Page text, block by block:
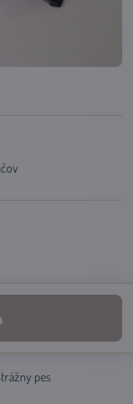
pes